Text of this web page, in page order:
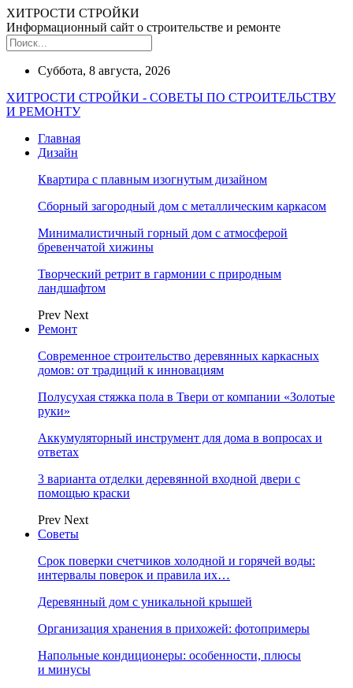
ХИТРОСТИ СТРОЙКИ
Информационный сайт о строительстве и ремонте
Суббота, 8 августа, 2026
ХИТРОСТИ СТРОЙКИ - СОВЕТЫ ПО СТРОИТЕЛЬСТВУ
И РЕМОНТУ
Главная
Дизайн
Квартира с плавным изогнутым дизайном
Сборный загородный дом с металлическим каркасом
Минималистичный горный дом с атмосферой
бревенчатой хижины
Творческий ретрит в гармонии с природным
ландшафтом
Prev Next
Ремонт
Современное строительство деревянных каркасных
домов: от традиций к инновациям
Полусухая стяжка пола в Твери от компании «Золотые
руки»
Аккумуляторный инструмент для дома в вопросах и
ответах
3 варианта отделки деревянной входной двери с
помощью краски
Prev Next
Советы
Срок поверки счетчиков холодной и горячей воды:
интервалы поверок и правила их…
Деревянный дом с уникальной крышей
Организация хранения в прихожей: фотопримеры
Напольные кондиционеры: особенности, плюсы
и минусы